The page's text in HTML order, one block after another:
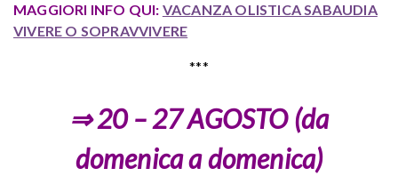
MAGGIORI INFO QUI: VACANZA OLISTICA SABAUDIA
VIVERE O SOPRAVVIVERE
***
⇒ 20 – 27 AGOSTO (da
domenica a domenica)